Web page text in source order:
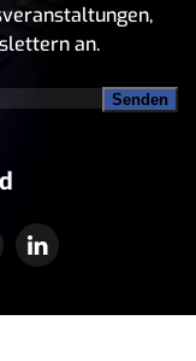
an.